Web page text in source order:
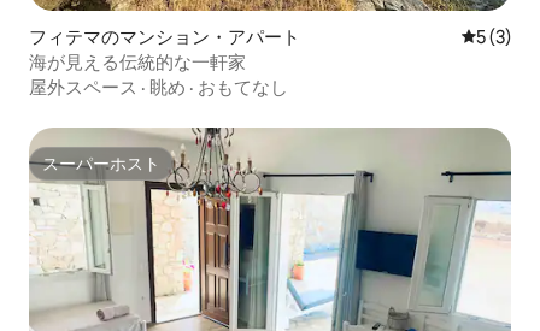
フィテマのマンション・アパート レビュー
5 (3)
海が見える伝統的な一軒家
屋外スペース · 眺め · おもてなし
スーパーホスト
スーパーホスト